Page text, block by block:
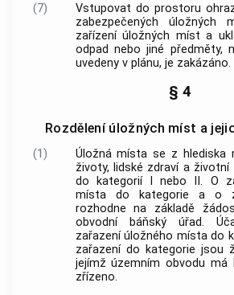
(7)
Vstupovat do prostoru
zabezpečených úložných
zařízení úložných míst a
odpad nebo jiné předměty,
uvedeny v plánu, je zakázáno.
§ 4
Rozdělení úložných míst a
(1) Úložná místa se z hlediska
životy, lidské zdraví a
do kategorií I nebo II. O
místado kategorie a o
rozhodne na základě
obvodní báňský úřad.
zařazeníúložného místado
zařazení do kategorie jsou
jejímž územním obvodu
zřízeno.